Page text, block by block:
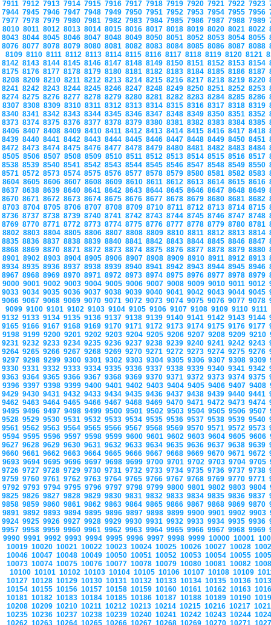
7911 7912 7913 7914 7915 7916 7917 7918 7919 7920 7921 7922 7923
7944 7945 7946 7947 7948 7949 7950 7951 7952 7953 7954 7955 7956
7977 7978 7979 7980 7981 7982 7983 7984 7985 7986 7987 7988 7989
8010 8011 8012 8013 8014 8015 8016 8017 8018 8019 8020 8021 8022
8043 8044 8045 8046 8047 8048 8049 8050 8051 8052 8053 8054 8055
8076 8077 8078 8079 8080 8081 8082 8083 8084 8085 8086 8087 8088
8109 8110 8111 8112 8113 8114 8115 8116 8117 8118 8119 8120 8121
8142 8143 8144 8145 8146 8147 8148 8149 8150 8151 8152 8153 8154
8175 8176 8177 8178 8179 8180 8181 8182 8183 8184 8185 8186 8187
8208 8209 8210 8211 8212 8213 8214 8215 8216 8217 8218 8219 8220
8241 8242 8243 8244 8245 8246 8247 8248 8249 8250 8251 8252 8253
8274 8275 8276 8277 8278 8279 8280 8281 8282 8283 8284 8285 8286
8307 8308 8309 8310 8311 8312 8313 8314 8315 8316 8317 8318 8319
8340 8341 8342 8343 8344 8345 8346 8347 8348 8349 8350 8351 8352
8373 8374 8375 8376 8377 8378 8379 8380 8381 8382 8383 8384 8385
8406 8407 8408 8409 8410 8411 8412 8413 8414 8415 8416 8417 8418
8439 8440 8441 8442 8443 8444 8445 8446 8447 8448 8449 8450 8451
8472 8473 8474 8475 8476 8477 8478 8479 8480 8481 8482 8483 8484
8505 8506 8507 8508 8509 8510 8511 8512 8513 8514 8515 8516 8517
8538 8539 8540 8541 8542 8543 8544 8545 8546 8547 8548 8549 8550
8571 8572 8573 8574 8575 8576 8577 8578 8579 8580 8581 8582 8583
8604 8605 8606 8607 8608 8609 8610 8611 8612 8613 8614 8615 8616
8637 8638 8639 8640 8641 8642 8643 8644 8645 8646 8647 8648 8649
8670 8671 8672 8673 8674 8675 8676 8677 8678 8679 8680 8681 8682
8703 8704 8705 8706 8707 8708 8709 8710 8711 8712 8713 8714 8715
8736 8737 8738 8739 8740 8741 8742 8743 8744 8745 8746 8747 8748
8769 8770 8771 8772 8773 8774 8775 8776 8777 8778 8779 8780 8781
8802 8803 8804 8805 8806 8807 8808 8809 8810 8811 8812 8813 8814
8835 8836 8837 8838 8839 8840 8841 8842 8843 8844 8845 8846 8847
8868 8869 8870 8871 8872 8873 8874 8875 8876 8877 8878 8879 8880
8901 8902 8903 8904 8905 8906 8907 8908 8909 8910 8911 8912 8913
8934 8935 8936 8937 8938 8939 8940 8941 8942 8943 8944 8945 8946
8967 8968 8969 8970 8971 8972 8973 8974 8975 8976 8977 8978 8979
9000 9001 9002 9003 9004 9005 9006 9007 9008 9009 9010 9011 9012
9033 9034 9035 9036 9037 9038 9039 9040 9041 9042 9043 9044 9045
9066 9067 9068 9069 9070 9071 9072 9073 9074 9075 9076 9077 9078
9099 9100 9101 9102 9103 9104 9105 9106 9107 9108 9109 9110 9111
9132 9133 9134 9135 9136 9137 9138 9139 9140 9141 9142 9143 9144
9165 9166 9167 9168 9169 9170 9171 9172 9173 9174 9175 9176 9177
9198 9199 9200 9201 9202 9203 9204 9205 9206 9207 9208 9209 9210
9231 9232 9233 9234 9235 9236 9237 9238 9239 9240 9241 9242 9243
9264 9265 9266 9267 9268 9269 9270 9271 9272 9273 9274 9275 9276
9297 9298 9299 9300 9301 9302 9303 9304 9305 9306 9307 9308 9309
9330 9331 9332 9333 9334 9335 9336 9337 9338 9339 9340 9341 9342
9363 9364 9365 9366 9367 9368 9369 9370 9371 9372 9373 9374 9375
9396 9397 9398 9399 9400 9401 9402 9403 9404 9405 9406 9407 9408
9429 9430 9431 9432 9433 9434 9435 9436 9437 9438 9439 9440 9441
9462 9463 9464 9465 9466 9467 9468 9469 9470 9471 9472 9473 9474
9495 9496 9497 9498 9499 9500 9501 9502 9503 9504 9505 9506 9507
9528 9529 9530 9531 9532 9533 9534 9535 9536 9537 9538 9539 9540
9561 9562 9563 9564 9565 9566 9567 9568 9569 9570 9571 9572 9573
9594 9595 9596 9597 9598 9599 9600 9601 9602 9603 9604 9605 9606
9627 9628 9629 9630 9631 9632 9633 9634 9635 9636 9637 9638 9639
9660 9661 9662 9663 9664 9665 9666 9667 9668 9669 9670 9671 9672
9693 9694 9695 9696 9697 9698 9699 9700 9701 9702 9703 9704 9705
9726 9727 9728 9729 9730 9731 9732 9733 9734 9735 9736 9737 9738
9759 9760 9761 9762 9763 9764 9765 9766 9767 9768 9769 9770 9771
9792 9793 9794 9795 9796 9797 9798 9799 9800 9801 9802 9803 9804
9825 9826 9827 9828 9829 9830 9831 9832 9833 9834 9835 9836 9837
9858 9859 9860 9861 9862 9863 9864 9865 9866 9867 9868 9869 9870
9891 9892 9893 9894 9895 9896 9897 9898 9899 9900 9901 9902 9903
9924 9925 9926 9927 9928 9929 9930 9931 9932 9933 9934 9935 9936
9957 9958 9959 9960 9961 9962 9963 9964 9965 9966 9967 9968 9969
9990 9991 9992 9993 9994 9995 9996 9997 9998 9999 10000 10001
10019 10020 10021 10022 10023 10024 10025 10026 10027 10028
10046 10047 10048 10049 10050 10051 10052 10053 10054 10055
10073 10074 10075 10076 10077 10078 10079 10080 10081 10082
10100 10101 10102 10103 10104 10105 10106 10107 10108 10109
10127 10128 10129 10130 10131 10132 10133 10134 10135 10136
10154 10155 10156 10157 10158 10159 10160 10161 10162 10163
10181 10182 10183 10184 10185 10186 10187 10188 10189 10190
10208 10209 10210 10211 10212 10213 10214 10215 10216 10217
10235 10236 10237 10238 10239 10240 10241 10242 10243 10244
10262 10263 10264 10265 10266 10267 10268 10269 10270 10271